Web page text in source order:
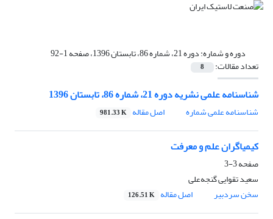
دوره و شماره:دوره 21، شماره 86، تابستان 1396، صفحه 1-92
تعداد مقالات: 8
شناسنامه علمی نشریه دوره 21، شماره 86، تابستان 1396
شناسنامه علمی شماره اصل مقاله 981.33 K
کیمیاگران علم و معرفت
صفحه3-3
سعید تقوایی گنجه‌علی
سخن سردبیر
اصل مقاله 126.51 K